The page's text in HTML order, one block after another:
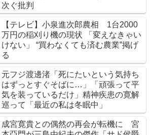
次ぐ批判
【テレビ】小泉進次郎農相 1台2000
万円の稲刈り機の現状 「変えなきゃい
けない」 “買わなくても済む農業”掲げ
る
元フジ渡邊渚「死にたいという気持ち
はずっとすぐそばに…」「頑張って平
気を装っているだけ」精神疾患の寛解
巡って「最近の私は冬眠中」
成宮寛貴との偶然の再会が転機に 宮